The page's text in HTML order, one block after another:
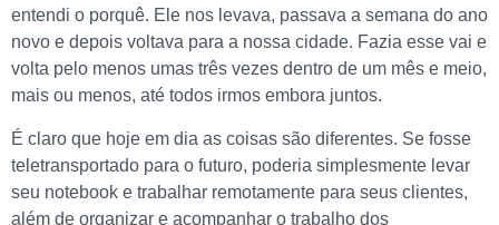
entendi o porquê. Ele nos levava, passava a semana do ano
novo e depois voltava para a nossa cidade. Fazia esse vai e
volta pelo menos umas três vezes dentro de um mês e meio,
mais ou menos, até todos irmos embora juntos.
É claro que hoje em dia as coisas são diferentes. Se fosse
teletransportado para o futuro, poderia simplesmente levar
seu notebook e trabalhar remotamente para seus clientes,
além de organizar e acompanhar o trabalho dos